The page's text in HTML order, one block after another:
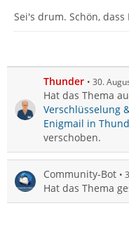
Sei's drum. Schön,
Thunder 30.
Hat das Thema
Verschlüsselung
Enigmail in
verschoben.
Community-Bot
Hat das Thema